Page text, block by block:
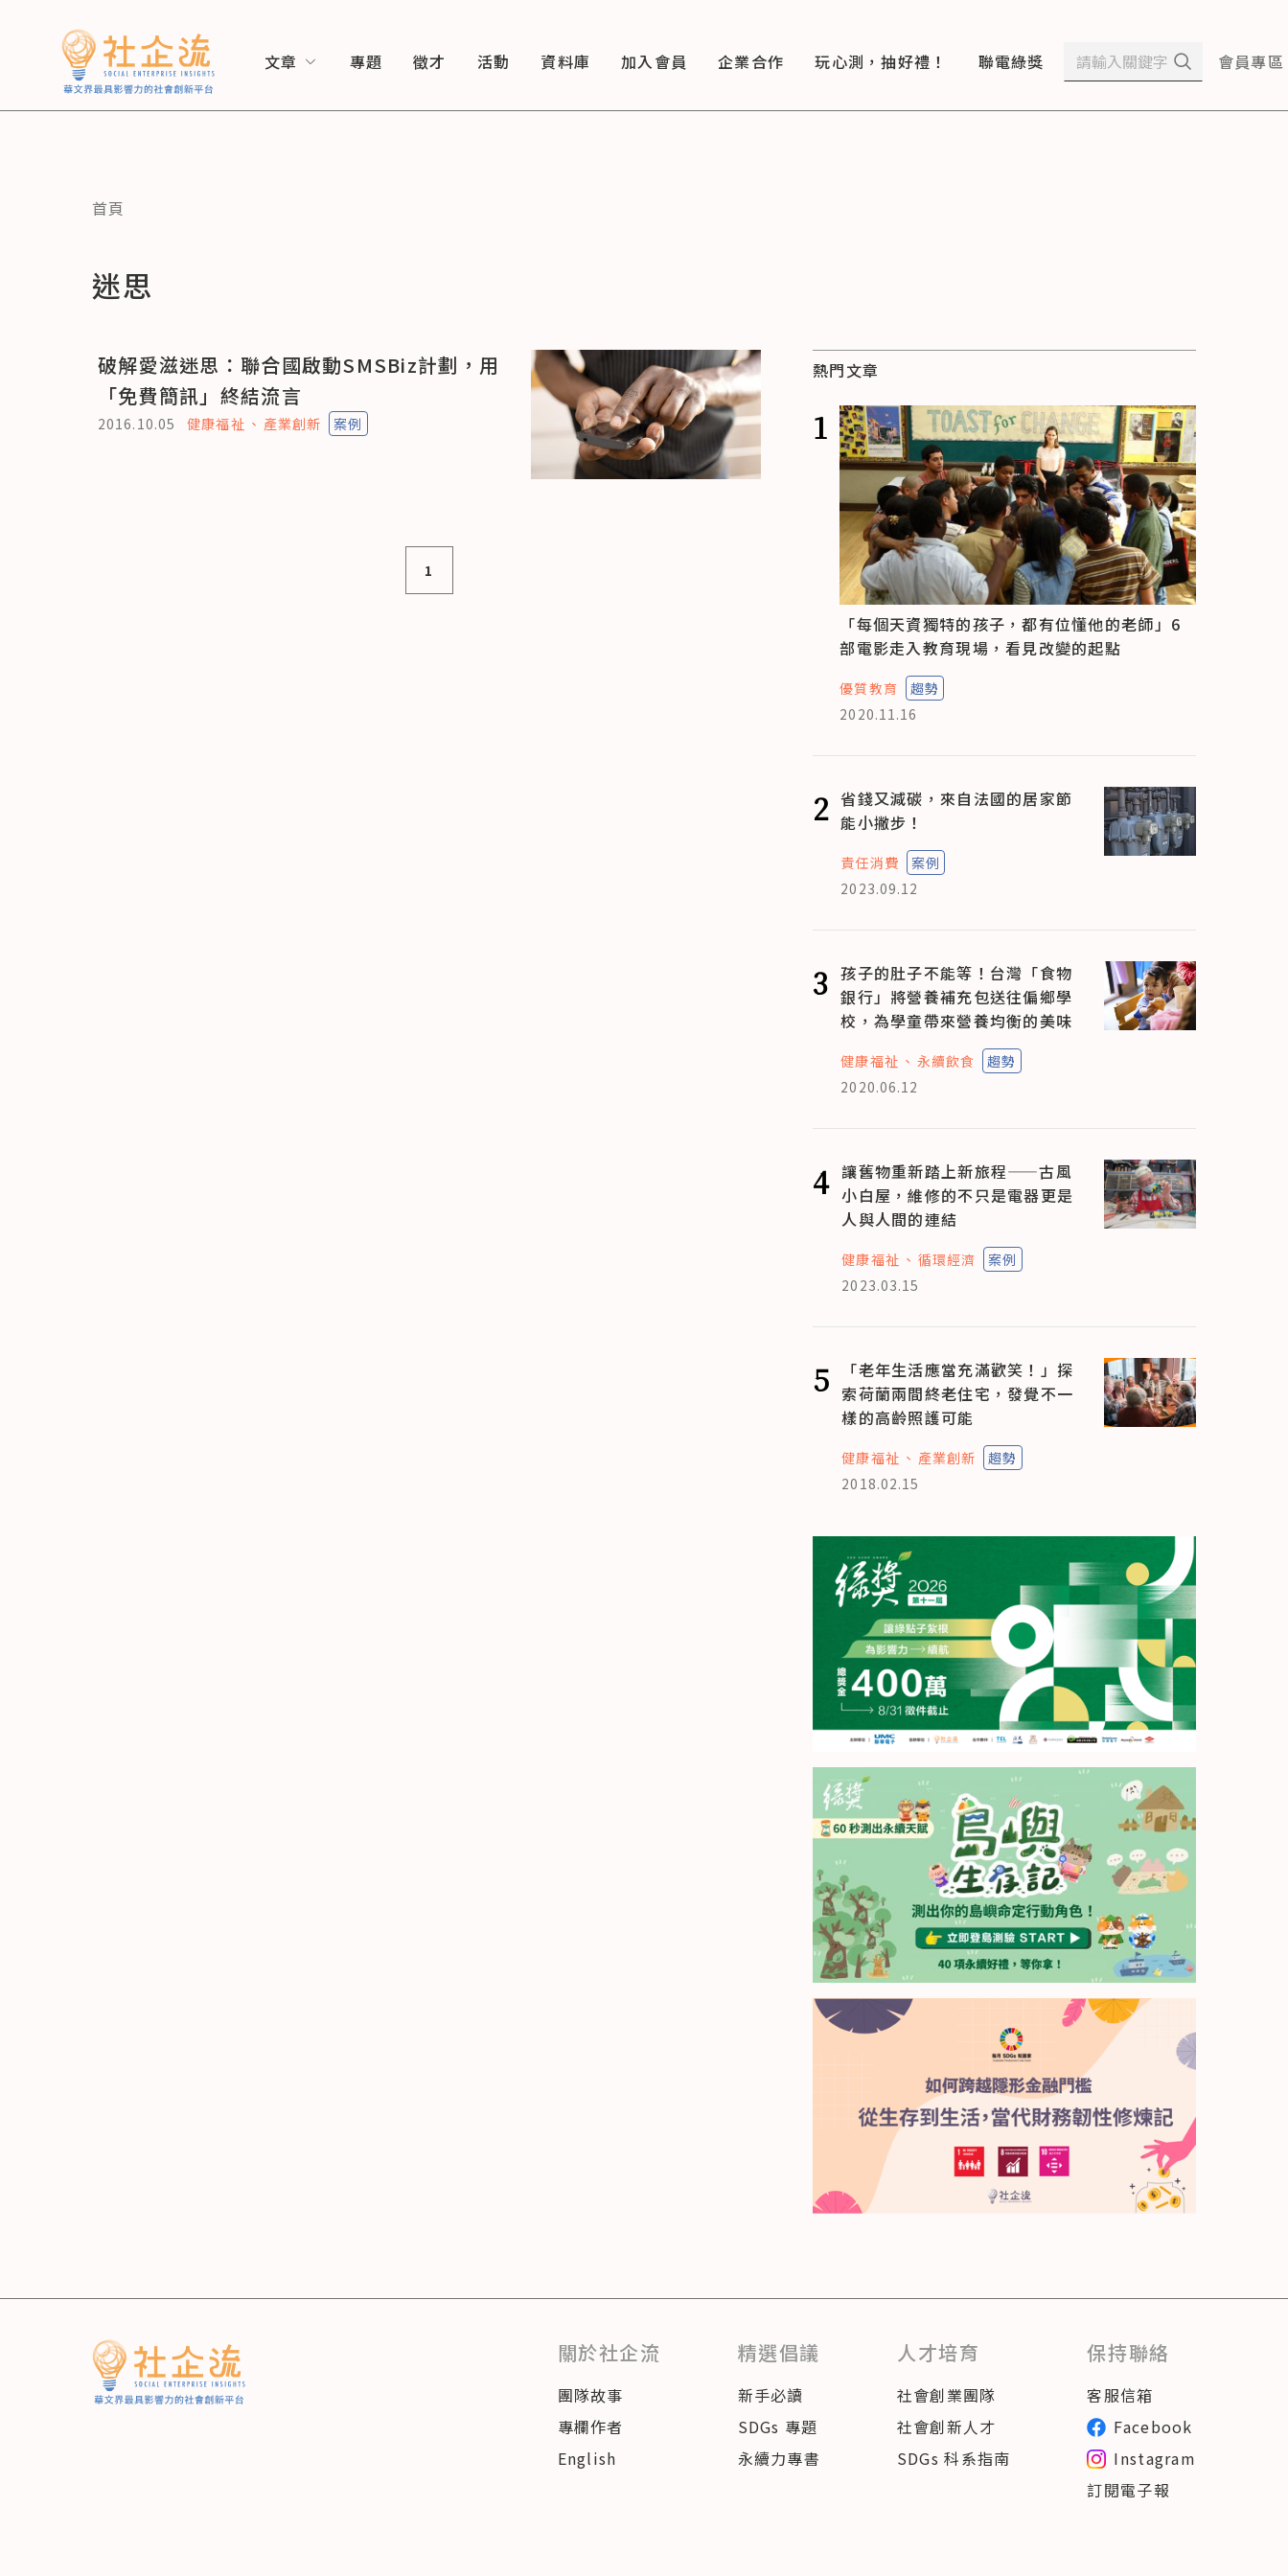
文章 專題 徵才 活動 資料庫 加入會員 企業合作 玩心測，抽好禮！ 聯電綠獎 會員專區
首頁
迷思
破解愛滋迷思：聯合國啟動SMSBiz計劃，用
「免費簡訊」終結流言
2016.10.05 健康福祉 產業創新 案例
1
熱門文章
1
「每個天資獨特的孩子，都有位懂他的老師」6
部電影走入教育現場，看見改變的起點
優質教育
趨勢
2020.11.16
2 省錢又減碳，來自法國的居家節
能小撇步！
責任消費
案例
2023.09.12
3 孩子的肚子不能等！台灣「食物
銀行」將營養補充包送往偏鄉學
校，為學童帶來營養均衡的美味
健康福祉 永續飲食
趨勢
2020.06.12
4 讓舊物重新踏上新旅程——古風
小白屋，維修的不只是電器更是
人與人間的連結
健康福祉 循環經濟
案例
2023.03.15
5
「老年生活應當充滿歡笑！」探
索荷蘭兩間終老住宅，發覺不一
樣的高齡照護可能
健康福祉 產業創新
趨勢
2018.02.15
關於社企流
團隊故事
專欄作者
English
精選倡議
新手必讀
SDGs 專題
永續力專書
人才培育
社會創業團隊
社會創新人才
SDGs 科系指南
保持聯絡
客服信箱
Facebook
Instagram
訂閱電子報